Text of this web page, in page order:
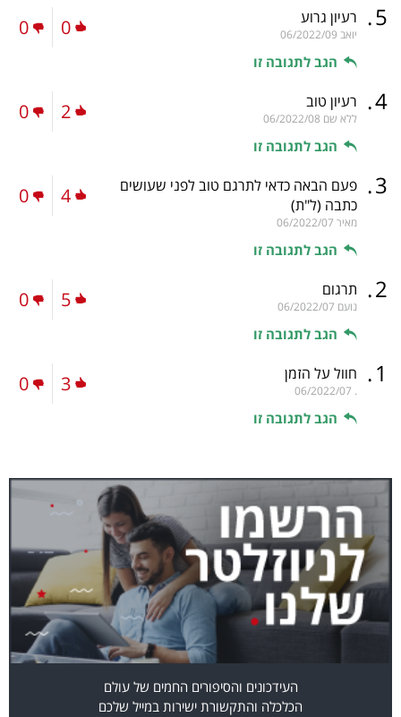
5
. רעיון גרוע
יואב 06/2022/09
הגב לתגובה זו
0
0
4
. רעיון טוב
ללא שם 06/2022/08
הגב לתגובה זו
2
0
3
. פעם הבאה כדאי לתרגם טוב לפני שעושים
כתבה (ל"ת)
מאיר 06/2022/07
הגב לתגובה זו
4
0
2
. תרגום
נועם 06/2022/07
הגב לתגובה זו
5
0
1
. חוול על הזמן
.
06/2022/07
הגב לתגובה זו
3
0
העידכונים והסיפורים החמים של עולם
הכלכלה והתקשורת ישירות במייל שלכם